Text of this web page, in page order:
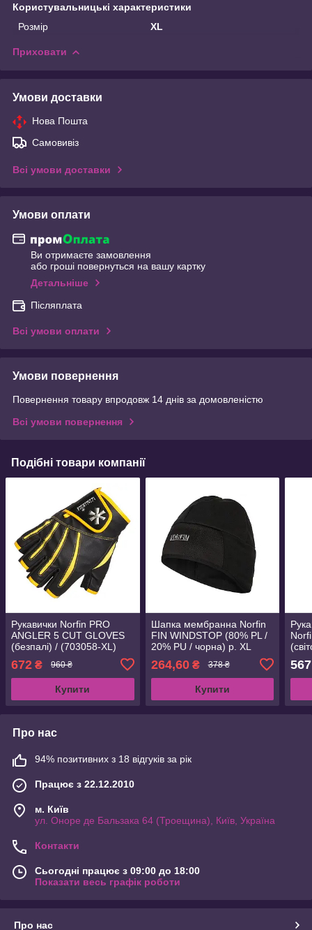
Користувальницькі характеристики
Розмір
XL
Приховати
Умови доставки
Нова Пошта
Самовивіз
Всі умови доставки
Умови оплати
Ви отримаєте замовлення
або гроші повернуться на вашу картку
Детальніше
Післяплата
Всі умови оплати
Умови повернення
Повернення товару впродовж 14 днів за домовленістю
Всі умови повернення
Подібні товари компанії
Рукавички Norfin PRO
ANGLER 5 CUT GLOVES
(безпалі) / (703058-XL)
672 ₴ 960 ₴
Купити
Шапка мембранна Norfin
FIN WINDSTOP (80% PL /
20% PU / чорна) р. XL
264,60₴ 378 ₴
Купити
р. L
567
Про нас
94% позитивних з 18 відгуків за рік
Працює з 22.12.2010
м. Київ
ул. Оноре де Бальзака 64 (Троещина), Київ, Україна
Контакти
Сьогодні працює з 09:00 до 18:00
Показати весь графік роботи
Про нас